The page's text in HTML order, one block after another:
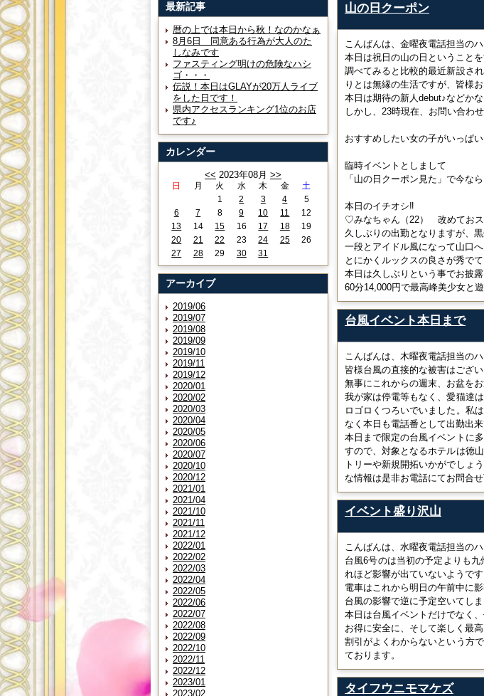
最新記事
暦の上では本日から秋！なのかなぁ
8月6日 同意ある行為が大人のた
しなみです
ファスティング明けの危険なハシ
ゴ・・・
伝説！本日はGLAYが20万人ライブ
をした日です！
県内アクセスランキング1位のお店
です♪
カレンダー
<< 2023年08月 >>
日 月 火 水 木 金
土
1
2 3 4
5
6
7 8 9 10 11
12
13
14 15 16 17 18
19
20
21 22 23 24 25
26
27
28 29 30 31
アーカイブ
2019/06
2019/07
2019/08
2019/09
2019/10
2019/11
2019/12
2020/01
2020/02
2020/03
2020/04
2020/05
2020/06
2020/07
2020/10
2020/12
2021/01
2021/04
2021/10
2021/11
2021/12
2022/01
2022/02
2022/03
2022/04
2022/05
2022/06
2022/07
2022/08
2022/09
2022/10
2022/11
2022/12
2023/01
2023/02
山の日クーポン
こんばんは、金曜夜電話担当の
本日は祝日の山の日ということ
調べてみると比較的最近新設さ
りとは無縁の生活ですが、皆様
本日は期待の新人debut♪などか
しかし、23時現在、お問い合わ
おすすめしたい女の子がいっぱ
臨時イベントとしまして
「山の日クーポン見た」で今な
本日のイチオシ‼
♡みなちゃん（22） 改めておス
久しぶりの出勤となりますが、
一段とアイドル風になって山口
とにかくルックスの良さが秀で
本日は久しぶりという事でお披
60分14,000円で最高峰美少女と
台風イベント本日まで
こんばんは、木曜夜電話担当の
皆様台風の直接的な被害はござ
無事にこれからの週末、お盆を
我が家は停電等もなく、愛猫達
ロゴロくつろいでいました。私
なく本日も電話番として出勤出来
本日まで限定の台風イベントに
すので、対象となるホテルは徳
トリーや新規開拓いかがでしょ
な情報は是非お電話にてお問合
イベント盛り沢山
こんばんは、水曜夜電話担当の
台風6号のは当初の予定よりも
れほど影響が出ていないようです
電車はこれから明日の午前中に
台風の影響で逆に予定空いてし
本日は台風イベントだけでなく
お得に安全に、そして楽しく最
割引がよくわからないという方
ております。
タイフウニモマケズ